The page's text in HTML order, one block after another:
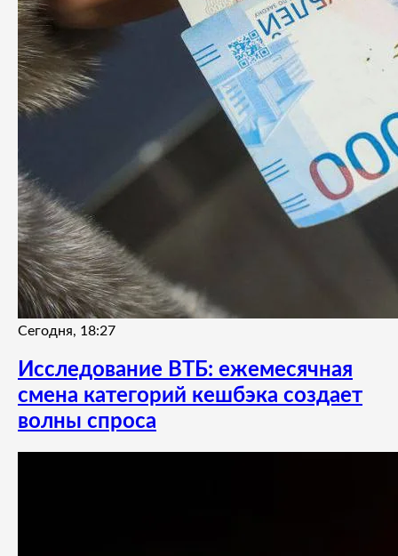
Сегодня, 18:27
Исследование ВТБ: ежемесячная
смена категорий кешбэка создает
волны спроса